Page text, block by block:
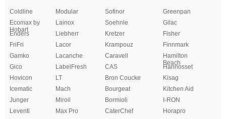
Coldline Modular Sofinor
Greenpan
Ecomax by
Hobart
Lainox Soehnle
Gilac
Enders
Liebherr Kretzer
Fisher
FriFri
Lacor Krampouz
Finnmark
Gamko
Lacanche Caravell
Hamilton
Beach
Gico LabelFresh CAS
Hannosset
Hovicon
LT Bron Coucke
Kisag
Icematic
Mach Bourgeat
Kitchen Aid
Junger
Miroil Bormioli
I-RON
Leventi
Max Pro CaterChef
Horapro